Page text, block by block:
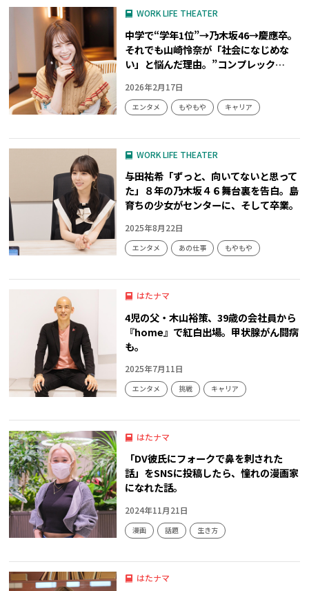
WORK LIFE THEATER
中学で“学年1位”→乃木坂46→慶應卒。
それでも山崎怜奈が「社会になじめな
い」と悩んだ理由。”コンプレック…
2026年2月17日
エンタメ もやもや キャリア
WORK LIFE THEATER
与田祐希「ずっと、向いてないと思って
た」８年の乃木坂４６舞台裏を告白。島
育ちの少女がセンターに、そして卒業。
2025年8月22日
エンタメ あの仕事 もやもや
はたナマ
4児の父・木山裕策、39歳の会社員から
『home』で紅白出場。甲状腺がん闘病
も。
2025年7月11日
エンタメ 挑戦 キャリア
はたナマ
「DV彼氏にフォークで鼻を刺された
話」をSNSに投稿したら、憧れの漫画家
になれた話。
2024年11月21日
漫画 話題 生き方
はたナマ